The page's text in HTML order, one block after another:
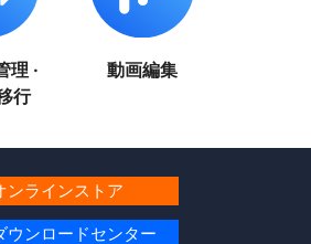
理 ·
行
動画編集
ンラインストア
ウンロードセンター